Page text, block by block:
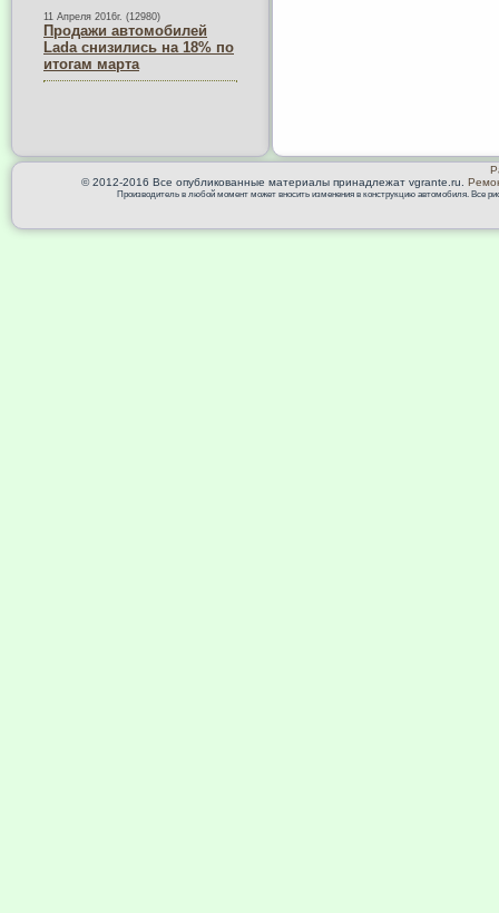
11 Апреля 2016г. (12980)
Продажи автомобилей
Lada снизились на 18% по
итогам марта
© 2012-2016 Все опубликованные материалы принадлежат vgrante.ru.
Производитель в любой момент может вносить изменения в конструкцию автомобиля. Все